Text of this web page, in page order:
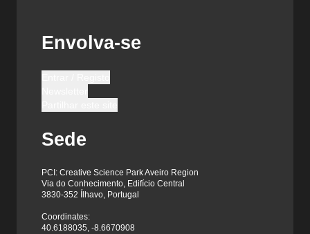
Envolva-se
Sede
PCI: Creative Science Park Aveiro Region
Via do Conhecimento, Edifício Central
3830-352 Ílhavo, Portugal
Coordinates:
40.6188035, -8.6670908